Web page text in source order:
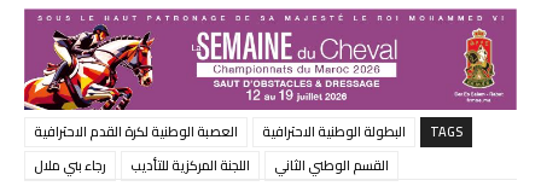
TAGS البطولة الوطنية الاحترافية
العصبة الوطنية لكرة القدم الاحترافية
القسم الوطني الثاني
اللجنة المركزية للتأديب رجاء بني ملال